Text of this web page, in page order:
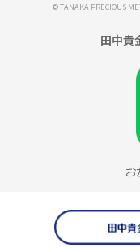
© TANAKA PRECIOUS
田中貴
お